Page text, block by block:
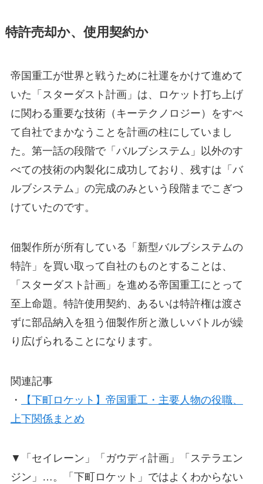
特許売却か、使用契約か
帝国重工が世界と戦うために社運をかけて進めて
いた「スターダスト計画」は、ロケット打ち上げ
に関わる重要な技術（キーテクノロジー）をすべ
て自社でまかなうことを計画の柱にしていまし
た。第一話の段階で「バルブシステム」以外のす
べての技術の内製化に成功しており、残すは「バ
ルブシステム」の完成のみという段階までこぎつ
けていたのです。
佃製作所が所有している「新型バルブシステムの
特許」を買い取って自社のものとすることは、
「スターダスト計画」を進める帝国重工にとって
至上命題。特許使用契約、あるいは特許権は渡さ
ずに部品納入を狙う佃製作所と激しいバトルが繰
り広げられることになります。
関連記事
・
【下町ロケット】帝国重工・主要人物の役職、
上下関係まとめ
▼「セイレーン」「ガウディ計画」「ステラエン
ジン」…。「下町ロケット」ではよくわからない